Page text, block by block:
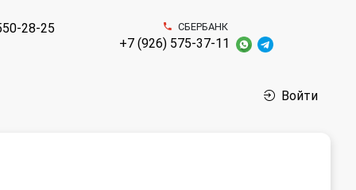
28-25 СБЕРБАНК
+7 (926) 575-37-11
Войти